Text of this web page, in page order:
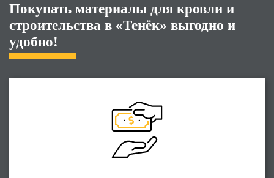
Покупать материалы для кровли и
строительства в «Тенёк» выгодно и
удобно!